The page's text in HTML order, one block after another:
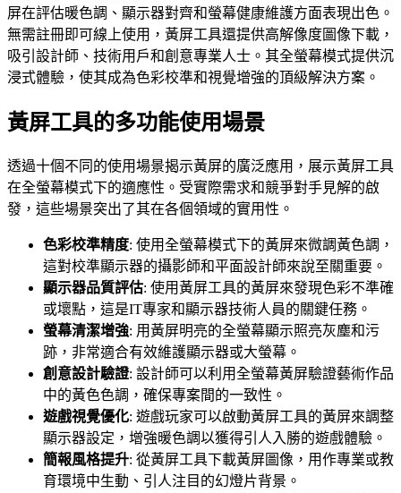
屏在評估暖色調、顯示器對齊和螢幕健康維護方面表現出色。
無需註冊即可線上使用，黃屏工具還提供高解像度圖像下載，
吸引設計師、技術用戶和創意專業人士。其全螢幕模式提供沉
浸式體驗，使其成為色彩校準和視覺增強的頂級解決方案。
黃屏工具的多功能使用場景
透過十個不同的使用場景揭示黃屏的廣泛應用，展示黃屏工具
在全螢幕模式下的適應性。受實際需求和競爭對手見解的啟
發，這些場景突出了其在各個領域的實用性。
色彩校準精度: 使用全螢幕模式下的黃屏來微調黃色調，
這對校準顯示器的攝影師和平面設計師來說至關重要。
顯示器品質評估: 使用黃屏工具的黃屏來發現色彩不準確
或壞點，這是IT專家和顯示器技術人員的關鍵任務。
螢幕清潔增強: 用黃屏明亮的全螢幕顯示照亮灰塵和污
跡，非常適合有效維護顯示器或大螢幕。
創意設計驗證: 設計師可以利用全螢幕黃屏驗證藝術作品
中的黃色色調，確保專案間的一致性。
遊戲視覺優化: 遊戲玩家可以啟動黃屏工具的黃屏來調整
顯示器設定，增強暖色調以獲得引人入勝的遊戲體驗。
簡報風格提升: 從黃屏工具下載黃屏圖像，用作專業或教
育環境中生動、引人注目的幻燈片背景。